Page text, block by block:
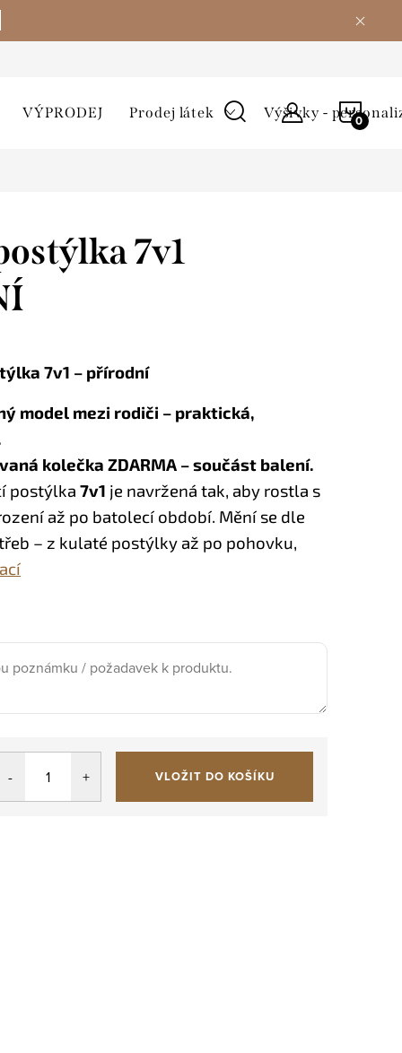
VÝPRODEJ Prodej látek Výšivky -
7v1
7v1 – přírodní
model mezi rodiči – praktická,
kolečka ZDARMA – součást balení.
postýlka 7v1 je navržená tak, aby rostla s
až po batolecí období. Mění se dle
– z kulaté postýlky až po pohovku,
VLOŽIT DO KOŠÍKU